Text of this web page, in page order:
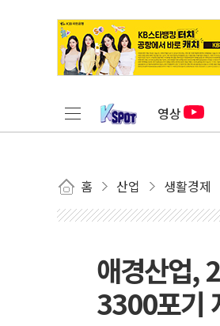
영상
홈 산업 생활경제
애경산업,
3300포기